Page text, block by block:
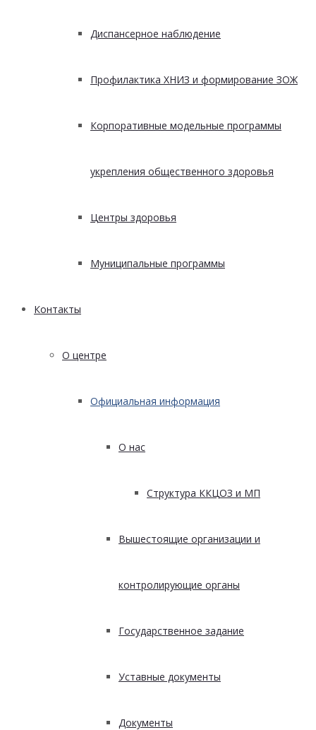
Диспансерное наблюдение
Профилактика ХНИЗ и формирование ЗОЖ
Корпоративные модельные программы
укрепления общественного здоровья
Центры здоровья
Муниципальные программы
Контакты
О центре
Официальная информация
О нас
Структура ККЦОЗ и МП
Вышестоящие организации и
контролирующие органы
Государственное задание
Уставные документы
Документы